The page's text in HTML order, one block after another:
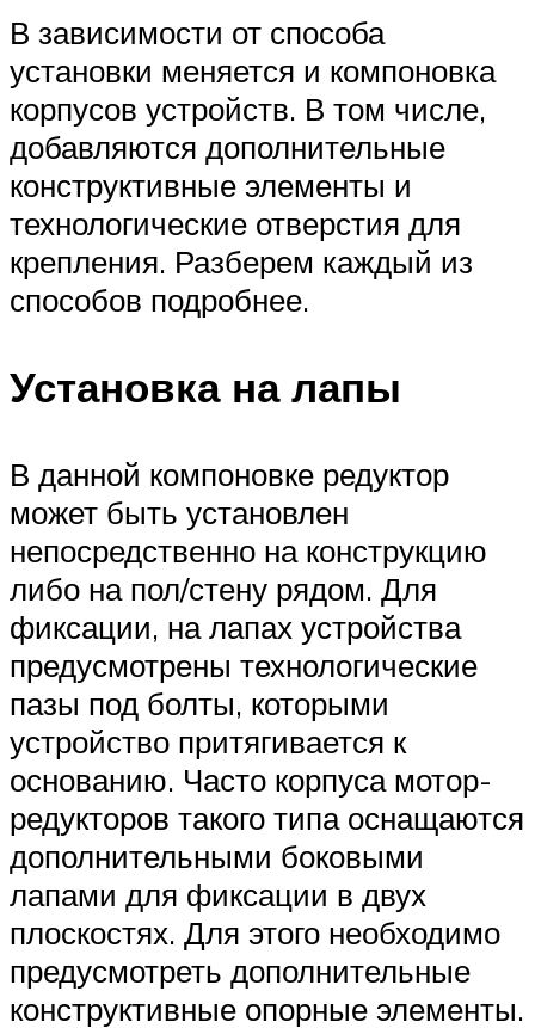
В зависимости от способа
установки меняется и компоновка
корпусов устройств. В том числе,
добавляются дополнительные
конструктивные элементы и
технологические отверстия для
крепления. Разберем каждый из
способов подробнее.
Установка на лапы
В данной компоновке редуктор
может быть установлен
непосредственно на конструкцию
либо на пол/стену рядом. Для
фиксации, на лапах устройства
предусмотрены технологические
пазы под болты, которыми
устройство притягивается к
основанию. Часто корпуса мотор-
редукторов такого типа оснащаются
дополнительными боковыми
лапами для фиксации в двух
плоскостях. Для этого необходимо
предусмотреть дополнительные
конструктивные опорные элементы.